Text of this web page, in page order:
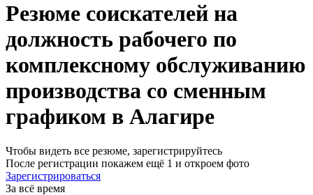
Резюме соискателей на
должность рабочего по
комплексному обслуживанию
производства со сменным
графиком в Алагире
Чтобы видеть все резюме, зарегистрируйтесь
После регистрации покажем ещё 1 и откроем фото
Зарегистрироваться
За всё время